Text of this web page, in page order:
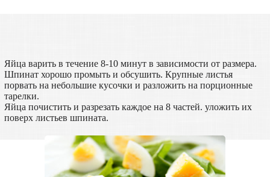
Яйца варить в течение 8-10 минут в зависимости от размера.
Шпинат хорошо промыть и обсушить. Крупные листья
порвать на небольшие кусочки и разложить на порционные
тарелки.
Яйца почистить и разрезать каждое на 8 частей. уложить их
поверх листьев шпината.